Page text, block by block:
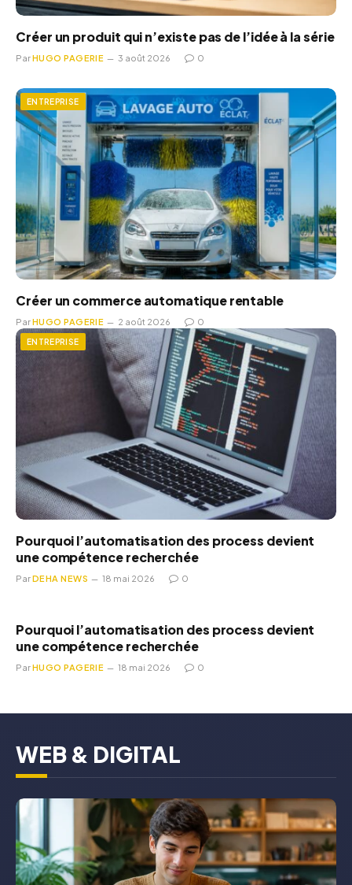
Créer un produit qui n’existe pas de l’idée à la série
ParHUGO PAGERIE 3 août 2026 0
ENTREPRISE
Créer un commerce automatique rentable
ParHUGO PAGERIE 2 août 2026 0
ENTREPRISE
Pourquoi l’automatisation des process devient
une compétence recherchée
ParDEHA NEWS 18 mai 2026 0
Pourquoi l’automatisation des process devient
une compétence recherchée
ParHUGO PAGERIE 18 mai 2026 0
WEB & DIGITAL